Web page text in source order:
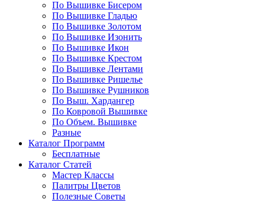
По Вышивке Бисером
По Вышивке Гладью
По Вышивке Золотом
По Вышивке Изонить
По Вышивке Икон
По Вышивке Крестом
По Вышивке Лентами
По Вышивке Ришелье
По Вышивке Рушников
По Выш. Хардангер
По Ковровой Вышивке
По Объем. Вышивке
Разные
Каталог Программ
Бесплатные
Каталог Статей
Мастер Классы
Палитры Цветов
Полезные Советы